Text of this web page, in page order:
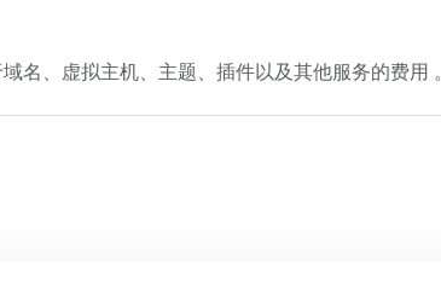
、虚拟主机、主题、插件以及其他服务的费用 。